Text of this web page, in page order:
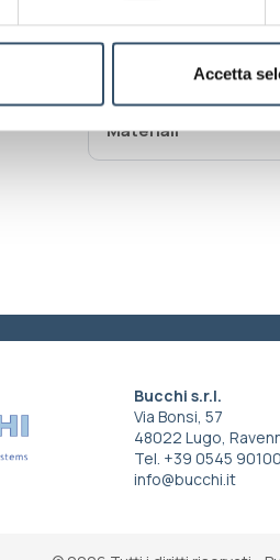
Accetta
Materiali
Bucchi s.r.l.
Via Bonsi, 57
48022 Lugo,
Tel. +39 0545
info@bucchi.it